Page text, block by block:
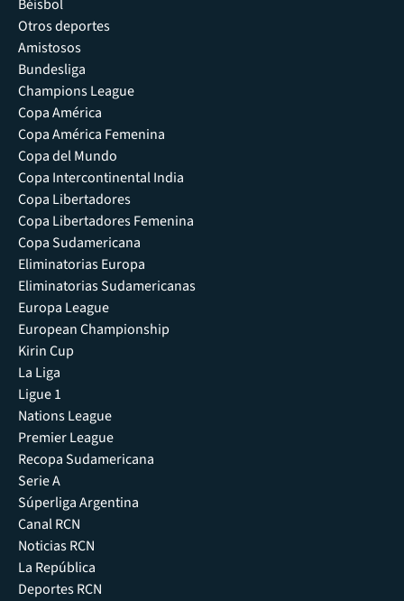
Béisbol
Otros deportes
Amistosos
Bundesliga
Champions League
Copa América
Copa América Femenina
Copa del Mundo
Copa Intercontinental India
Copa Libertadores
Copa Libertadores Femenina
Copa Sudamericana
Eliminatorias Europa
Eliminatorias Sudamericanas
Europa League
European Championship
Kirin Cup
La Liga
Ligue 1
Nations League
Premier League
Recopa Sudamericana
Serie A
Súperliga Argentina
Canal RCN
Noticias RCN
La República
Deportes RCN